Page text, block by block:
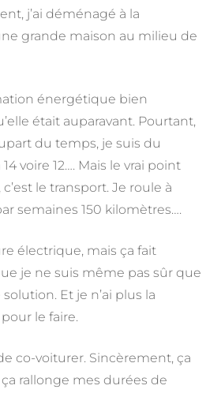
j’ai déménagé à la
grande maison au milieu de
énergétique bien
était auparavant. Pourtant,
du temps, je suis du
voire 12…. Mais le vrai point
le transport. Je roule à
semaines 150 kilomètres….
électrique, mais ça fait
je ne suis même pas sûr que
Et je n’ai plus la
le faire.
co-voiturer. Sincèrement, ça
ça rallonge mes durées de